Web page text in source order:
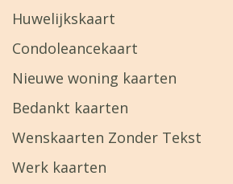
Huwelijkskaart
Condoleancekaart
Nieuwe woning kaarten
Bedankt kaarten
Wenskaarten Zonder Tekst
Werk kaarten